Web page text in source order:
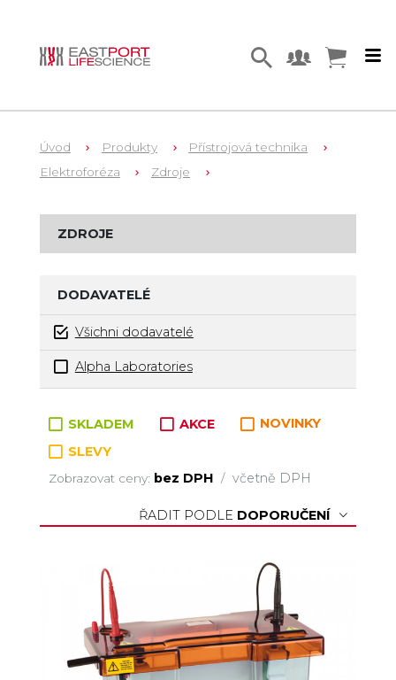
Úvod Produkty
Přístrojová technika
Elektroforéza
Zdroje
ZDROJE
DODAVATELÉ
Všichni dodavatelé
Alpha Laboratories
Zboží v kategorii
SKLADEM AKCE
NOVINKY
SLEVY
Zobrazovat ceny: bez DPH / včetně DPH
ŘADIT PODLE DOPORUČENÍ